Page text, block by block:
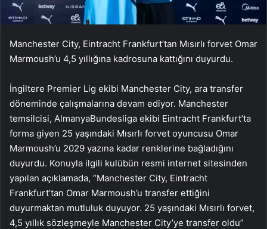
Manchester City, Eintracht Frankfurt’tan Mısırlı forvet Omar
Marmoush’u 4,5 yıllığına kadrosuna kattığını duyurdu.
İngiltere Premier Lig ekibi Manchester City, ara transfer
döneminde çalışmalarına devam ediyor. Manchester
temsilcisi, AlmanyaBundesliga ekibi Eintracht Frankfurt’ta
forma giyen 25 yaşındaki Mısırlı forvet oyuncusu Omar
Marmoush’u 2029 yazına kadar renklerine bağladığını
duyurdu. Konuyla ilgili kulübün resmi internet sitesinden
yapılan açıklamada, “Manchester City, Eintracht
Frankfurt’tan Omar Marmoush’u transfer ettiğini
duyurmaktan mutluluk duyuyor. 25 yaşındaki Mısırlı forvet,
4,5 yıllık sözleşmeyle Manchester City’ye transfer oldu”